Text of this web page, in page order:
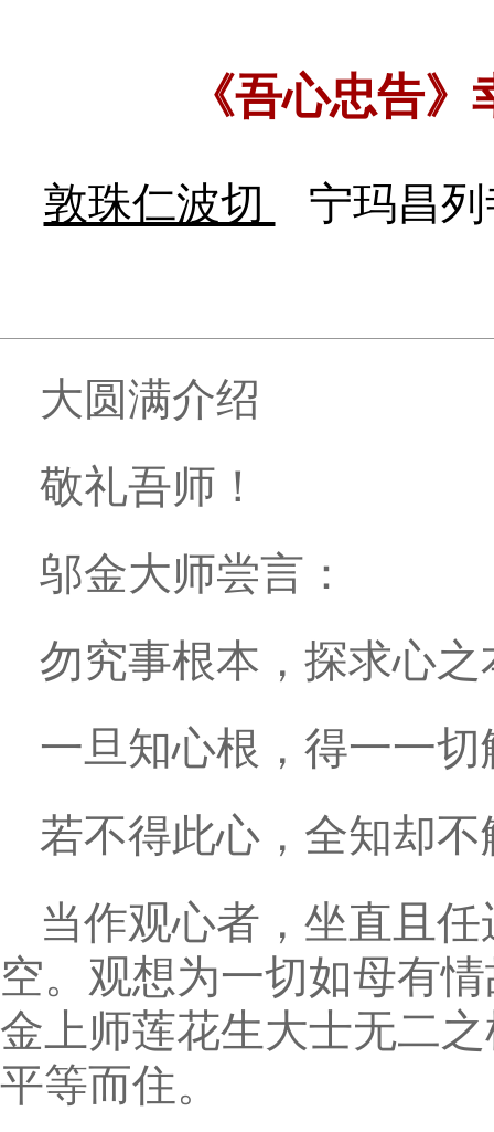
《吾心忠告
敦珠仁波切 宁玛昌
大圆满介绍
敬礼吾师！
邬金大师尝言：
勿究事根本，探求心之
一旦知心根，得一一切
若不得此心，全知却不
当作观心者，坐直且
空。观想为一切如母有
金上师莲花生大士无二
平等而住。